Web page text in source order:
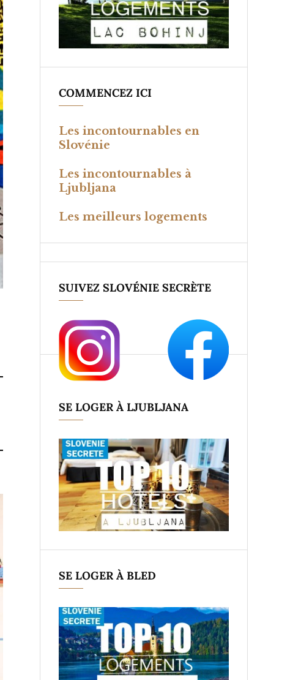
COMMENCEZ ICI
Les incontournables en
Slovénie
Les incontournables à
Ljubljana
Les meilleurs logements
SUIVEZ SLOVÉNIE SECRÈTE
SE LOGER À LJUBLJANA
SE LOGER À BLED